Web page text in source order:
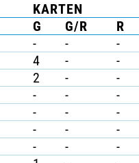
KARTEN
G G/R R
- - -
4 - -
2 - -
- - -
- - -
- - -
- - -